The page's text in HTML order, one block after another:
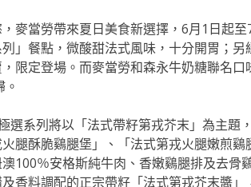
麥當勞帶來夏日美食新選擇，6月1日起
列」餐點，微酸甜法式風味，十分開胃；
限定登場。而麥當勞和森永牛奶糖聯名
選系列將以「法式帶籽第戎芥末」為主題
腿酥脆鷄腿堡」、「法式第戎火腿嫩煎
100％安格斯純牛肉、香嫩鷄腿排及去骨
香料調配的正宗帶籽「法式第戎芥末醬